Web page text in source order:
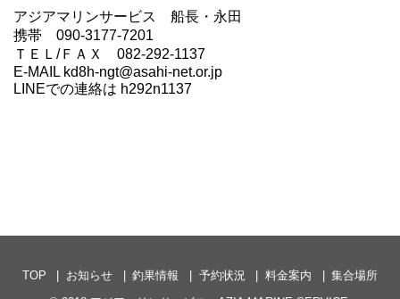
アジアマリンサービス 船長・永田
携帯 090-3177-7201
ＴＥＬ/ＦＡＸ 082-292-1137
E-MAIL kd8h-ngt@asahi-net.or.jp
LINEでの連絡は h292n1137
TOP お知らせ 釣果情報 予約状況 料金案内
集合場所